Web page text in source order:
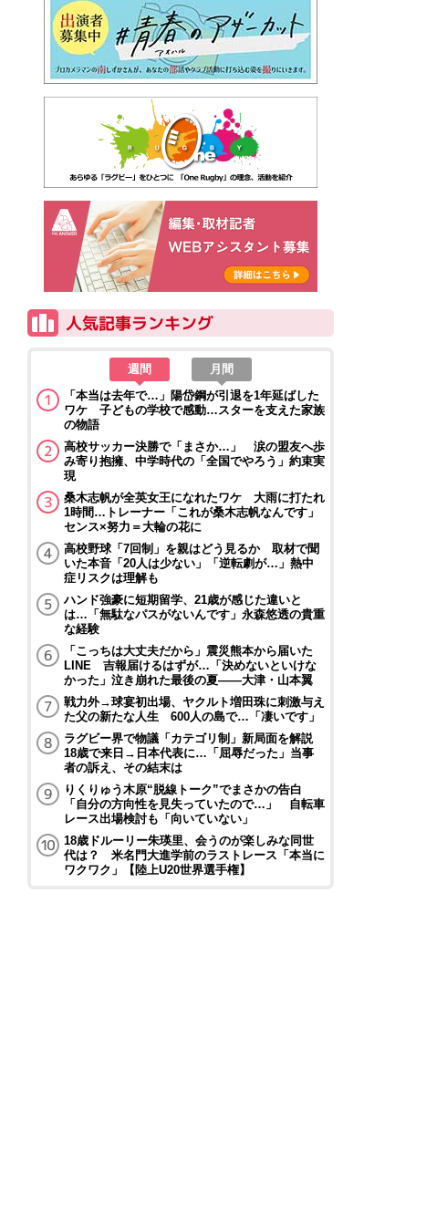
週間
月間
「本当は去年で…」陽岱鋼が引退を1年延ばした
ワケ 子どもの学校で感動…スターを支えた家族
の物語
高校サッカー決勝で「まさか…」 涙の盟友へ歩
み寄り抱擁、中学時代の「全国でやろう」約束実
現
桑木志帆が全英女王になれたワケ 大雨に打たれ
1時間…トレーナー「これが桑木志帆なんです」
センス×努力＝大輪の花に
高校野球「7回制」を親はどう見るか 取材で聞
いた本音「20人は少ない」「逆転劇が…」熱中
症リスクは理解も
ハンド強豪に短期留学、21歳が感じた違いと
は…「無駄なパスがないんです」永森悠透の貴重
な経験
「こっちは大丈夫だから」震災熊本から届いた
LINE 吉報届けるはずが…「決めないといけな
かった」泣き崩れた最後の夏――大津・山本翼
戦力外→球宴初出場、ヤクルト増田珠に刺激与え
た父の新たな人生 600人の島で…「凄いです」
ラグビー界で物議「カテゴリ制」新局面を解説
18歳で来日→日本代表に…「屈辱だった」当事
者の訴え、その結末は
りくりゅう木原“脱線トーク”でまさかの告白
「自分の方向性を見失っていたので…」 自転車
レース出場検討も「向いていない」
18歳ドルーリー朱瑛里、会うのが楽しみな同世
代は？ 米名門大進学前のラストレース「本当に
ワクワク」【陸上U20世界選手権】